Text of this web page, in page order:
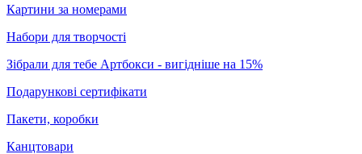
Картини за номерами
Набори для творчості
Зібрали для тебе Артбокси - вигідніше на 15%
Подарункові сертифікати
Пакети, коробки
Канцтовари